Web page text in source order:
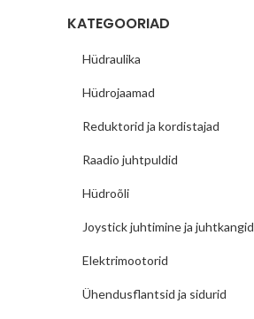
KATEGOORIAD
Hüdraulika
Hüdrojaamad
Reduktorid ja kordistajad
Raadio juhtpuldid
Hüdroõli
Joystick juhtimine ja juhtkangid
Elektrimootorid
Ühendusflantsid ja sidurid